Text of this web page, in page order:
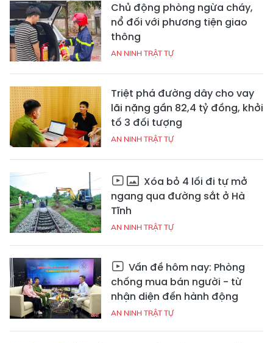
Chủ động phòng ngừa cháy,
nổ đối với phương tiện giao
thông
AN NINH TRẬT TỰ
Triệt phá đường dây cho vay
lãi nặng gần 82,4 tỷ đồng, khởi
tố 3 đối tượng
AN NINH TRẬT TỰ
Xóa bỏ 4 lối đi tự mở
ngang qua đường sắt ở Hà
Tĩnh
AN NINH TRẬT TỰ
Vấn đề hôm nay: Phòng
chống mua bán người - từ
nhận diện đến hành động
AN NINH TRẬT TỰ